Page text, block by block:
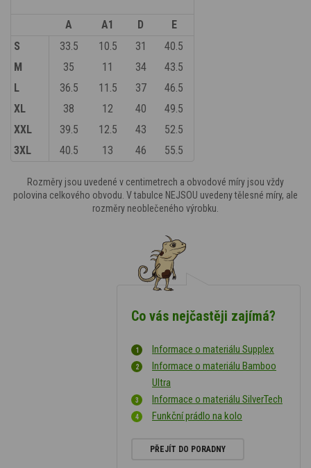
A A1 D
E
S
33.5 10.5 31
40.5
M
35 11 34
43.5
L
36.5 11.5 37
46.5
XL
38 12 40
49.5
XXL
39.5 12.5 43
52.5
3XL
40.5 13 46 55.5
Rozměry jsou uvedené v centimetrech a obvodové míry jsou vždy
polovina celkového obvodu. V tabulce NEJSOU uvedeny tělesné míry, ale
rozměry neoblečeného výrobku.
Co vás nejčastěji zajímá?
Informace o materiálu Supplex
Informace o materiálu Bamboo
Ultra
Informace o materiálu SilverTech
Funkční prádlo na kolo
PŘEJÍT DO PORADNY